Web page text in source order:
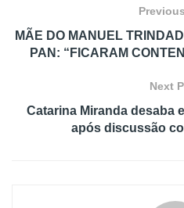
MÃE DO MANUEL
PAN: “FICARAM
Next
Catarina Miranda desaba
após discussão